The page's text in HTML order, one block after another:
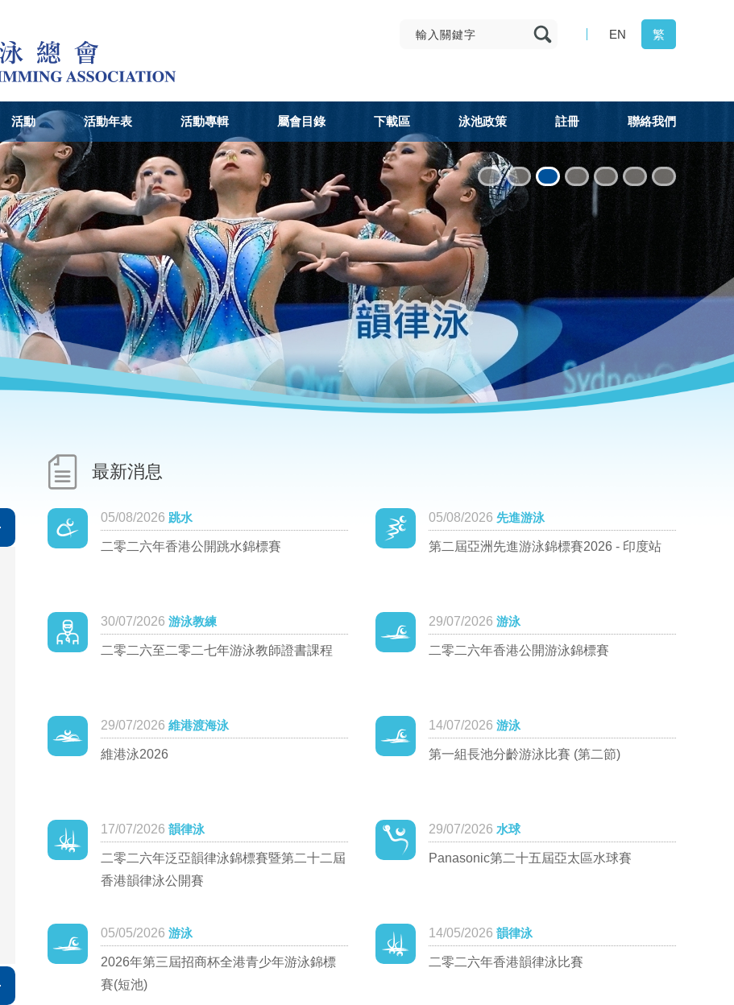
EN 繁
活動 活動年表 活動專輯 屬會目錄 下載區 泳池政策 註冊 聯絡我們
1 2 3 4 5 6 7
最新消息
05/08/2026 跳水
二零二六年香港公開跳水錦標賽
05/08/2026 先進游泳
第二屆亞洲先進游泳錦標賽2026 - 印度站
30/07/2026 游泳教練
二零二六至二零二七年游泳教師證書課程
29/07/2026 游泳
二零二六年香港公開游泳錦標賽
29/07/2026 維港渡海泳
維港泳2026
14/07/2026 游泳
第一組長池分齡游泳比賽 (第二節)
17/07/2026 韻律泳
二零二六年泛亞韻律泳錦標賽暨第二十二屆
香港韻律泳公開賽
29/07/2026 水球
Panasonic第二十五屆亞太區水球賽
05/05/2026 游泳
2026年第三屆招商杯全港青少年游泳錦標
賽(短池)
14/05/2026 韻律泳
二零二六年香港韻律泳比賽